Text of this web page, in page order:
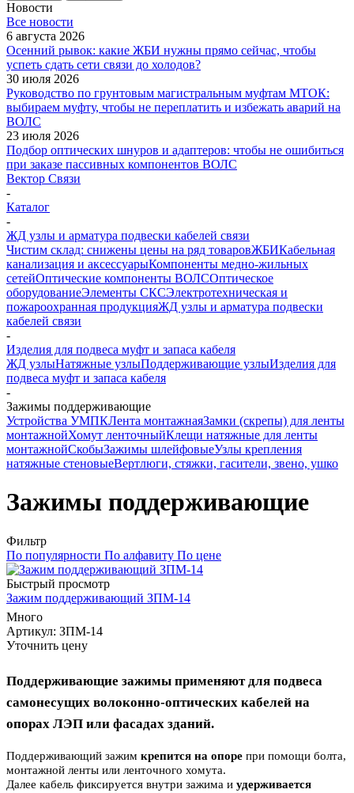
Новости
Все новости
6 августа 2026
Осенний рывок: какие ЖБИ нужны прямо сейчас, чтобы
успеть сдать сети связи до холодов?
30 июля 2026
Руководство по грунтовым магистральным муфтам МТОК:
выбираем муфту, чтобы не переплатить и избежать аварий на
ВОЛС
23 июля 2026
Подбор оптических шнуров и адаптеров: чтобы не ошибиться
при заказе пассивных компонентов ВОЛС
Вектор Связи
-
Каталог
-
ЖД узлы и арматура подвески кабелей связи
Чистим склад: снижены цены на ряд товаровЖБИКабельная
канализация и аксессуарыКомпоненты медно-жильных
сетейОптические компоненты ВОЛСОптическое
оборудованиеЭлементы СКСЭлектротехническая и
пожароохранная продукцияЖД узлы и арматура подвески
кабелей связи
-
Изделия для подвеса муфт и запаса кабеля
ЖД узлыНатяжные узлыПоддерживающие узлыИзделия для
подвеса муфт и запаса кабеля
-
Зажимы поддерживающие
Устройства УМПКЛента монтажнаяЗамки (скрепы) для ленты
монтажнойХомут ленточныйКлещи натяжные для ленты
монтажнойСкобыЗажимы шлейфовыеУзлы крепления
натяжные стеновыеВертлюги, стяжки, гасители, звено, ушко
Зажимы поддерживающие
Фильтр
По популярности По алфавиту По цене
Быстрый просмотр
Зажим поддерживающий ЗПМ-14
Много
Артикул: ЗПМ-14
Уточнить цену
Поддерживающие зажимы применяют для подвеса
самонесущих волоконно-оптических кабелей на
опорах ЛЭП или фасадах зданий.
Поддерживающий зажим крепится на опоре при помощи болта,
монтажной ленты или ленточного хомута.
Далее кабель фиксируется внутри зажима и удерживается